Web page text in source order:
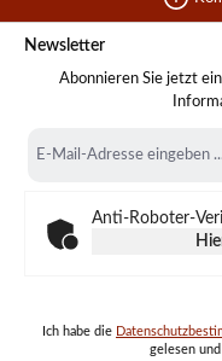
Newsletter
Abonnieren Sie jetzt
Mail-
Anti-Roboter-
Ich habe die
gelesen